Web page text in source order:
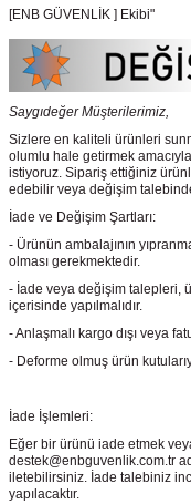
[ENB GÜVENLİK ] Ekibi"
Saygıdeğer Müşterilerimiz,
Sizlere en kaliteli ürünleri
olumlu hale getirmek
istiyoruz. Sipariş ettiğiniz
edebilir veya değişim
İade ve Değişim Şartları:
- Ürünün ambalajının
olması gerekmektedir.
- İade veya değişim talepleri,
içerisinde yapılmalıdır.
- Anlaşmalı kargo dışı veya
- Deforme olmuş ürün
İade İşlemleri:
Eğer bir ürünü iade etmek
destek@enbguvenlik.com.tr
iletebilirsiniz. İade talebiniz
yapılacaktır.